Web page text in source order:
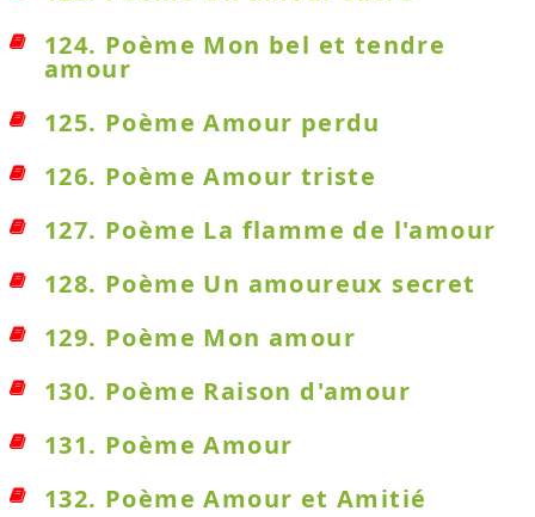
124. Poème Mon bel et tendre
amour
125. Poème Amour perdu
126. Poème Amour triste
127. Poème La flamme de l'amour
128. Poème Un amoureux secret
129. Poème Mon amour
130. Poème Raison d'amour
131. Poème Amour
132. Poème Amour et Amitié